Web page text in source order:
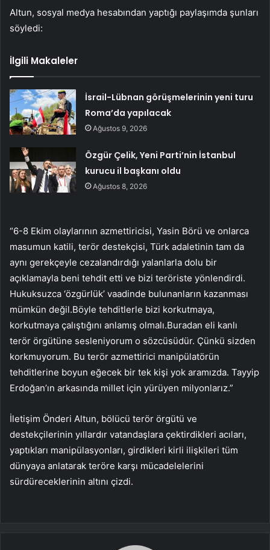
Altun, sosyal medya hesabından yaptığı paylaşımda şunları
söyledi:
İlgili Makaleler
İsrail-Lübnan görüşmelerinin yeni turu
Roma’da yapılacak
Ağustos 9, 2026
Özgür Çelik, Yeni Parti’nin İstanbul
kurucu il başkanı oldu
Ağustos 8, 2026
“6-8 Ekim olaylarının azmettiricisi, Yasin Börü ve onlarca
masumun katili, terör destekçisi, Türk adaletinin tam da
aynı gerekçeyle cezalandırdığı yalanlarla dolu bir
açıklamayla beni tehdit etti ve bizi teröriste yönlendirdi.
Hukuksuzca ‘özgürlük’ vaadinde bulunanların kazanması
mümkün değil.Böyle tehditlerle bizi korkutmaya,
korkutmaya çalıştığını anlamış olmalı.Buradan eli kanlı
terör örgütüne sesleniyorum o sözcüsüdür. Çünkü sizden
korkmuyorum. Bu terör azmettirici manipülatörün
tehditlerine boyun eğecek bir tek kişi yok aramızda. Tayyip
Erdoğan’ın arkasında millet için yürüyen milyonlarız.”
İletişim Önderi Altun, bölücü terör örgütü ve
destekçilerinin yıllardır vatandaşlara çektirdikleri acıları,
yaptıkları manipülasyonları, girdikleri kirli ilişkileri tüm
dünyaya anlatarak teröre karşı mücadelelerini
sürdüreceklerinin altını çizdi.